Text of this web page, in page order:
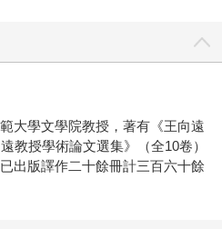
大學文學院教授，著有《王向遠
教授學術論文選集》（全10卷）
出版譯作二十餘冊計三百六十餘